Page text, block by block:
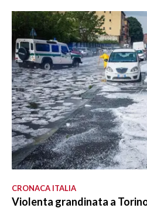
CRONACA ITALIA
Violenta grandinata a